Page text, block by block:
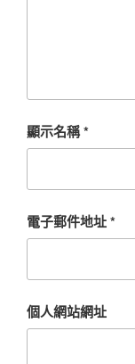
顯示名稱*
電子郵件地址*
個人網站網址